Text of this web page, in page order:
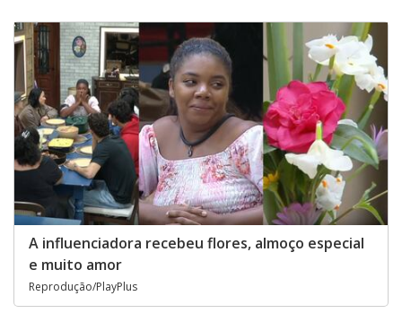
A influenciadora recebeu flores, almoço especial
e muito amor
Reprodução/PlayPlus